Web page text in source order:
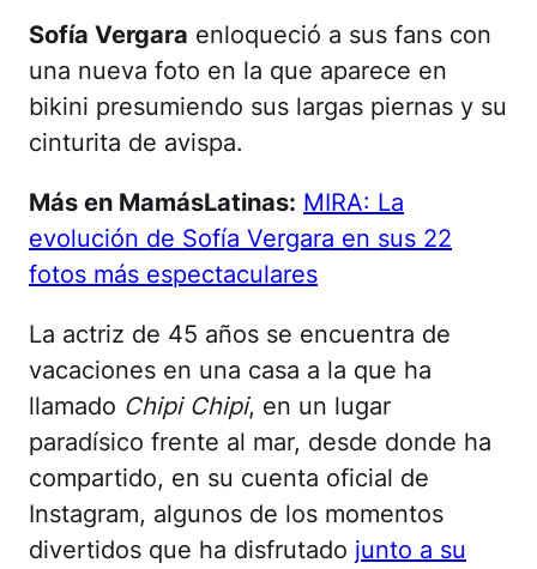
Sofía Vergara enloqueció a sus fans con
una nueva foto en la que aparece en
bikini presumiendo sus largas piernas y su
cinturita de avispa.
Más en MamásLatinas: MIRA: La
evolución de Sofía Vergara en sus 22
fotos más espectaculares
La actriz de 45 años se encuentra de
vacaciones en una casa a la que ha
llamado Chipi Chipi, en un lugar
paradísico frente al mar, desde donde ha
compartido, en su cuenta oficial de
Instagram, algunos de los momentos
divertidos que ha disfrutado junto a su